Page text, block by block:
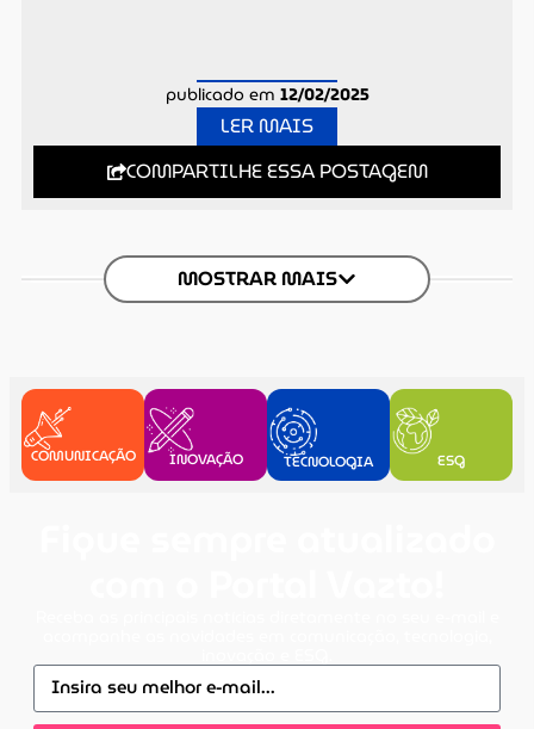
publicado em 12/02/2025
LER MAIS
COMPARTILHE ESSA POSTAGEM
MOSTRAR MAIS
COMUNICAÇÃO INOVAÇÃO TECNOLOGIA ESG